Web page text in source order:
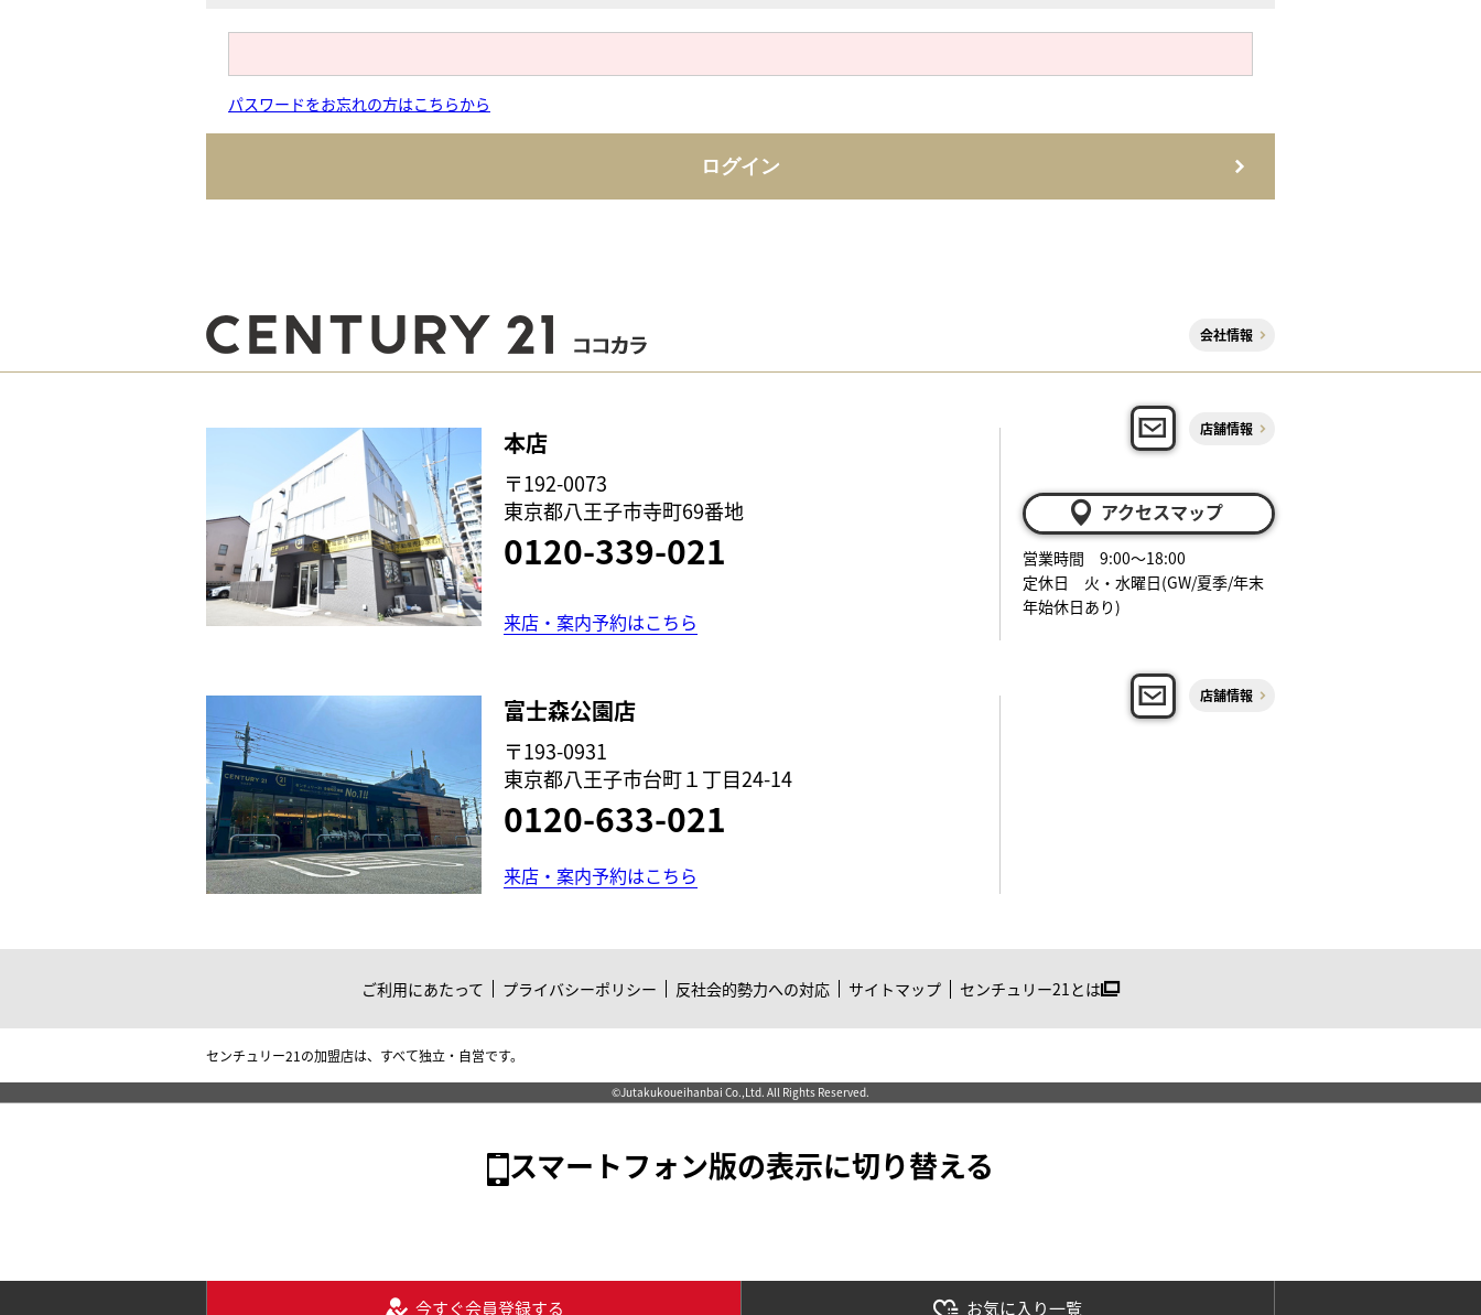
パスワードをお忘れの方はこちらから
ログイン
会社情報
本店
〒192-0073
東京都八王子市寺町69番地
0120-339-021
来店・案内予約はこちら
店舗情報
アクセスマップ
営業時間 9:00～18:00
定休日 火・水曜日(GW/夏季/年末
年始休日あり)
富士森公園店
〒193-0931
東京都八王子市台町１丁目24-14
0120-633-021
来店・案内予約はこちら
店舗情報
ご利用にあたって プライバシーポリシー 反社会的勢力への対応 サイトマップ センチュリー21とは
センチュリー21の加盟店は、すべて独立・自営です。
©Jutakukoueihanbai Co.,Ltd. All Rights Reserved.
スマートフォン版の表示に切り替える
今すぐ会員登録する お気に入り一覧